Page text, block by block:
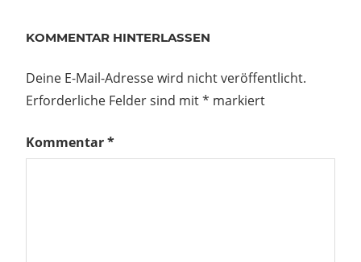
KOMMENTAR HINTERLASSEN
Deine E-Mail-Adresse wird nicht veröffentlicht.
Erforderliche Felder sind mit* markiert
Kommentar*